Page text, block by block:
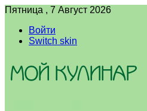
Пятница , 7 Август 2026
Войти
Switch skin